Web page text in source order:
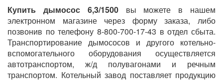
Купить дымосос 6,3/1500 вы можете в нашем
электронном магазине через форму заказа, либо
позвонив по телефону 8-800-700-17-43 в отдел сбыта.
Транспортирование дымососов и другого котельно-
вспомогательного оборудования осуществляется
автотранспортом, ж/д полувагонами и речным
транспортом. Котельный завод поставляет продукцию